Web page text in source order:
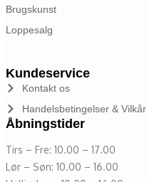
Brugskunst
Loppesalg
Kundeservice
Kontakt os
Handelsbetingelser & Vilkår
Åbningstider
Tirs – Fre: 10.00 – 17.00
Lør – Søn: 10.00 – 16.00